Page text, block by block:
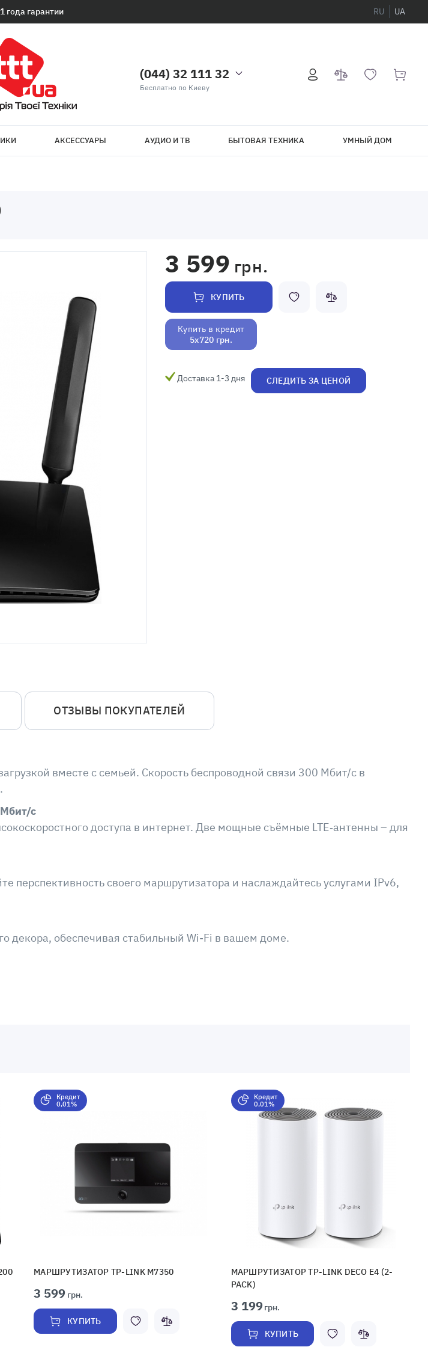
года гарантии RU UA
(044) 32 111 32
Бесплатно по Киеву
АКСЕССУАРЫ АУДИО И ТВ БЫТОВАЯ ТЕХНИКА УМНЫЙ ДОМ
3 599 грн.
КУПИТЬ
Купить в кредит
5x720 грн.
Доставка 1-3 дня СЛЕДИТЬ ЗА ЦЕНОЙ
вместе с семьей. Скорость беспроводной связи 300 Мбит/с в
с
доступа в интернет. Две мощные съёмные LTE‑антенны – для
перспективность своего маршрутизатора и наслаждайтесь услугами IPv6,
декора, обеспечивая стабильный Wi-Fi в вашем доме.
ОТЗЫВЫ ПОКУПАТЕЛЕЙ
Кредит
0,01%
МАРШРУТИЗАТОР TP-LINK M7350
3 599 грн.
КУПИТЬ
Кредит
0,01%
МАРШРУТИЗАТОР TP-LINK DECO E4 (2-
PACK)
3 199грн.
КУПИТЬ